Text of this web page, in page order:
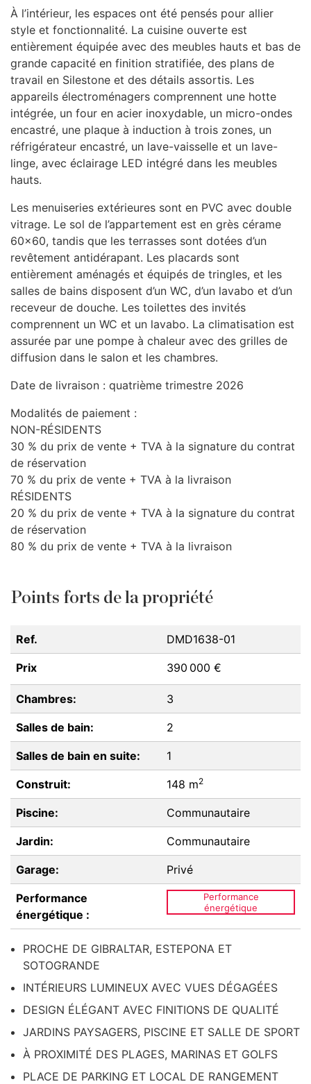
À l’intérieur, les espaces ont été pensés pour allier
style et fonctionnalité. La cuisine ouverte est
entièrement équipée avec des meubles hauts et bas de
grande capacité en finition stratifiée, des plans de
travail en Silestone et des détails assortis. Les
appareils électroménagers comprennent une hotte
intégrée, un four en acier inoxydable, un micro-ondes
encastré, une plaque à induction à trois zones, un
réfrigérateur encastré, un lave-vaisselle et un lave-
linge, avec éclairage LED intégré dans les meubles
hauts.
Les menuiseries extérieures sont en PVC avec double
vitrage. Le sol de l’appartement est en grès cérame
60×60, tandis que les terrasses sont dotées d’un
revêtement antidérapant. Les placards sont
entièrement aménagés et équipés de tringles, et les
salles de bains disposent d’un WC, d’un lavabo et d’un
receveur de douche. Les toilettes des invités
comprennent un WC et un lavabo. La climatisation est
assurée par une pompe à chaleur avec des grilles de
diffusion dans le salon et les chambres.
Date de livraison : quatrième trimestre 2026
Modalités de paiement :
NON-RÉSIDENTS
30 % du prix de vente + TVA à la signature du contrat
de réservation
70 % du prix de vente + TVA à la livraison
RÉSIDENTS
20 % du prix de vente + TVA à la signature du contrat
de réservation
80 % du prix de vente + TVA à la livraison
Points forts de la propriété
Ref. DMD1638-01
Prix 390 000 €
Chambres: 3
Salles de bain: 2
Salles de bain en suite: 1
Construit: 148 m2
Piscine: Communautaire
Jardin: Communautaire
Garage: Privé
Performance
énergétique :
Performance
énergétique
PROCHE DE GIBRALTAR, ESTEPONA ET
SOTOGRANDE
INTÉRIEURS LUMINEUX AVEC VUES DÉGAGÉES
DESIGN ÉLÉGANT AVEC FINITIONS DE QUALITÉ
JARDINS PAYSAGERS, PISCINE ET SALLE DE SPORT
À PROXIMITÉ DES PLAGES, MARINAS ET GOLFS
PLACE DE PARKING ET LOCAL DE RANGEMENT